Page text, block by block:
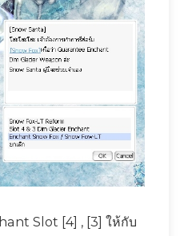
Slot [4] , [3] ให้กับ